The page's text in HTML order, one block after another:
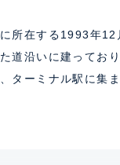
所在する1993年
道沿いに建ってお
ターミナル駅に集